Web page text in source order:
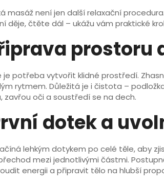
masáž není jen další relaxační
děje, čtěte dál – ukážu vám praktické
prostoru
je potřeba vytvořit klidné prostředí.
rytmem. Důležitá je i čistota –
zavřou oči a soustředí se na dech.
dotek a
lehkým dotykem po celé těle, aby
mezi jednotlivými částmi.
energii a připravit tělo na hlubší